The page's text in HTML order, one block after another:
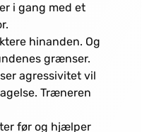
i gang med et
hinanden. Og
grænser.
agressivitet vil
Træneren
før og hjælper